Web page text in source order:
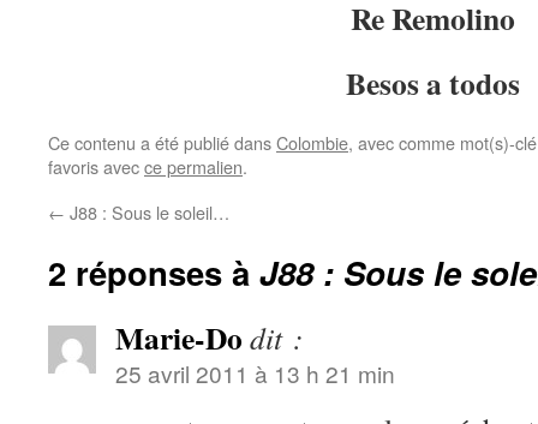
Re Remolino
Besos a todos
Ce contenu a été publié dansColombie, avec comme mot(s)-
favoris avecce permalien.
← J88 : Sous le soleil…
2 réponses à J88 : Sous le
Marie-Do dit :
25 avril 2011 à 13 h 21 min